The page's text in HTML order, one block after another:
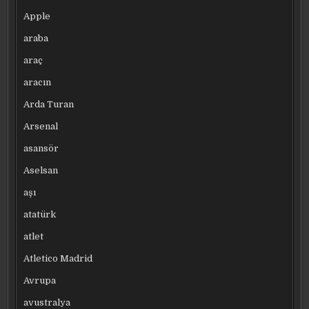
Apple
araba
araç
aracın
Arda Turan
Arsenal
asansör
Aselsan
aşı
atatürk
atlet
Atletico Madrid
Avrupa
avustralya